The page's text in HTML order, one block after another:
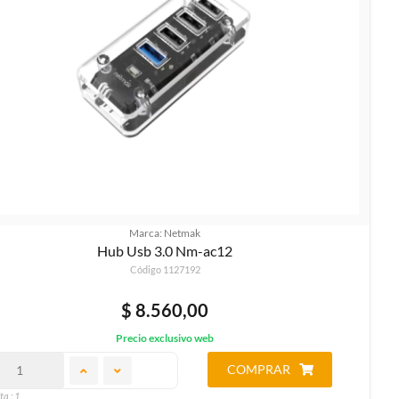
Marca: Netmak
Hub Usb 3.0 Nm-ac12
Código 1127192
$ 8.560,00
Precio exclusivo web
1
COMPRAR